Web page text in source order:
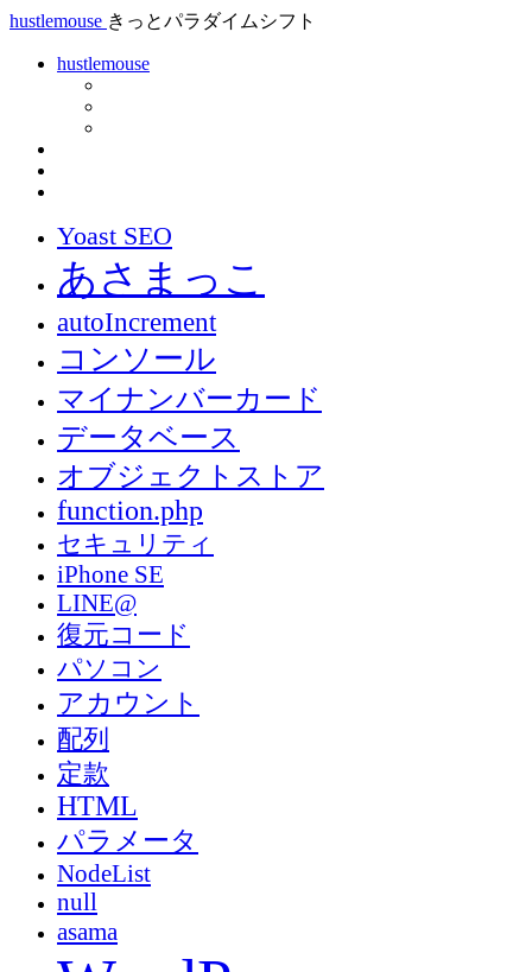
hustlemouse きっとパラダイムシフト
hustlemouse
Yoast SEO
あさまっこ
autoIncrement
コンソール
マイナンバーカード
データベース
オブジェクトストア
function.php
セキュリティ
iPhone SE
LINE@
復元コード
パソコン
アカウント
配列
定款
HTML
パラメータ
NodeList
null
asama